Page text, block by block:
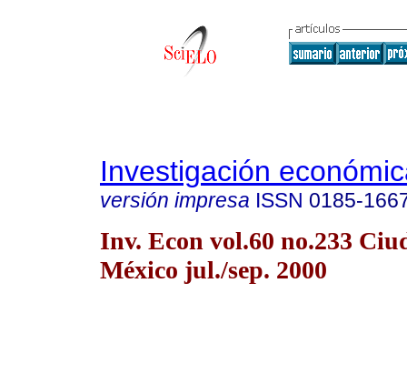
Investigación
versión impresa ISSN 0185-
Inv. Econ vol.60 no.233
México jul./sep. 2000